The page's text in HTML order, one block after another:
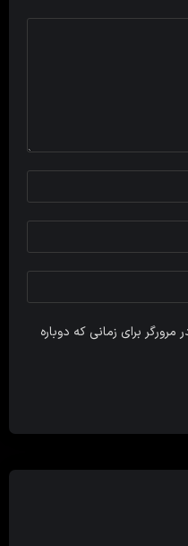
برای زمانی که دوباره